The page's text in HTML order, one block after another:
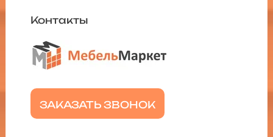
ЗАКАЗАТЬ ЗВОНОК
Контакты